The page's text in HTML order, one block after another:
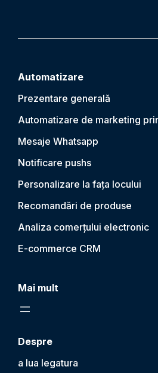
Automatizare
Prezentare generală
Automatizare de marketing
Mesaje Whatsapp
Notificare pushs
Personalizare la fața locului
Recomandări de produse
Analiza comerțului electronic
E-commerce CRM
Mai mult
Despre
a lua legatura